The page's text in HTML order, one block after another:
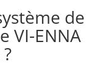
de
VI-ENNA